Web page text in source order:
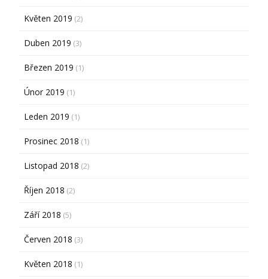
Květen 2019 (2)
Duben 2019 (3)
Březen 2019 (1)
Únor 2019 (1)
Leden 2019 (1)
Prosinec 2018 (1)
Listopad 2018 (2)
Říjen 2018 (2)
Září 2018 (5)
Červen 2018 (3)
Květen 2018 (1)